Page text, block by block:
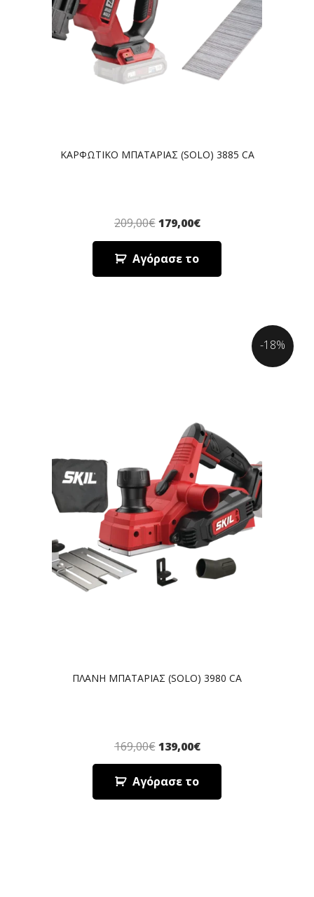
ΚΑΡΦΩΤΙΚΟ ΜΠΑΤΑΡΙΑΣ (SOLO) 3885 CA
209,00€ 179,00€
Αγόρασε το
ΠΛΑΝΗ ΜΠΑΤΑΡΙΑΣ (SOLO) 3980 CA
169,00€ 139,00€
Αγόρασε το
-18%